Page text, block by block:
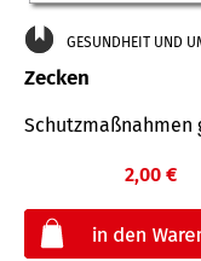
GESUNDHEIT UND
Zecken
Schutz­maß­nahmen
2,00 €